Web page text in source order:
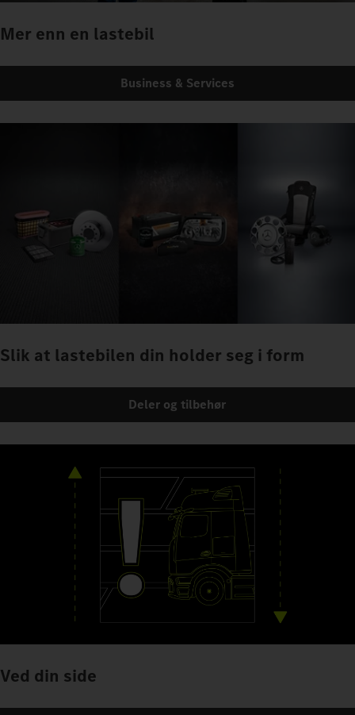
Mer enn en lastebil
Business & Services
Slik at lastebilen din holder seg i form
Deler og tilbehør
Ved din side